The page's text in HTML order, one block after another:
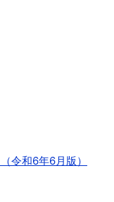
令和6年6月版）